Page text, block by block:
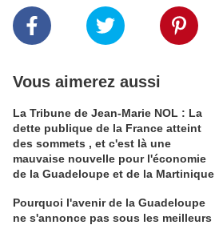
Vous aimerez aussi
La Tribune de Jean-Marie NOL : La
dette publique de la France atteint
des sommets , et c'est là une
mauvaise nouvelle pour l'économie
de la Guadeloupe et de la Martinique
Pourquoi l'avenir de la Guadeloupe
ne s'annonce pas sous les meilleurs